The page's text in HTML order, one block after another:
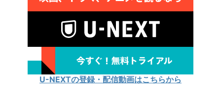
U-NEXTの登録・配信動画はこちらから